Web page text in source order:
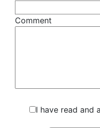
Comment
I have read and